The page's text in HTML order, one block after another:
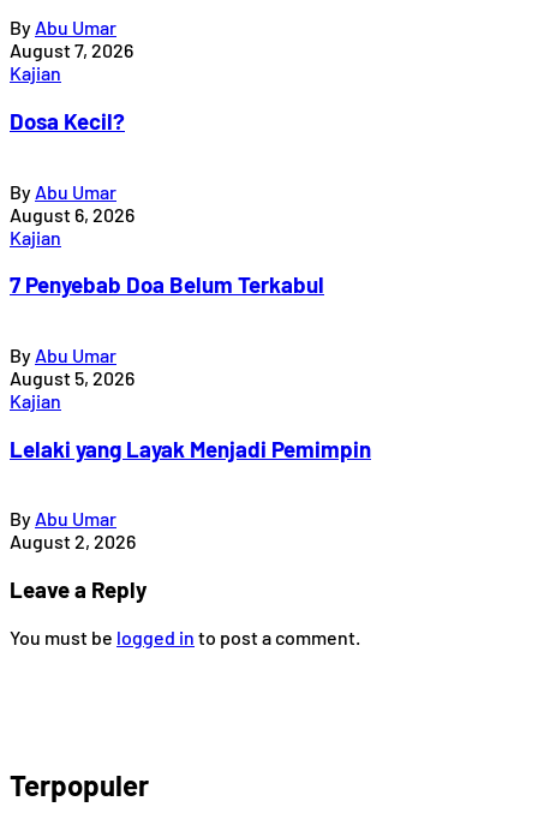
By Abu Umar
August 7, 2026
Kajian
Dosa Kecil?
By Abu Umar
August 6, 2026
Kajian
7 Penyebab Doa Belum Terkabul
By Abu Umar
August 5, 2026
Kajian
Lelaki yang Layak Menjadi Pemimpin
By Abu Umar
August 2, 2026
Leave a Reply
You must be logged in to post a comment.
Terpopuler